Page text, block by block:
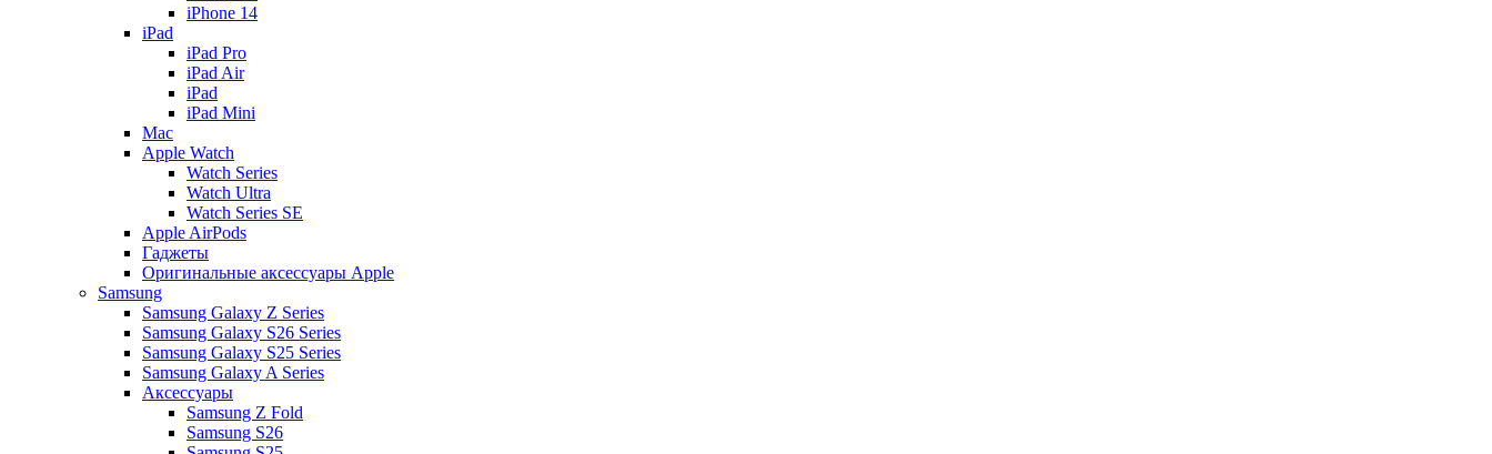
iPhone 14
iPad
iPad Pro
iPad Air
iPad
iPad Mini
Mac
Apple Watch
Watch Series
Watch Ultra
Watch Series SE
Apple AirPods
Гаджеты
Оригинальные аксессуары Apple
Samsung
Samsung Galaxy Z Series
Samsung Galaxy S26 Series
Samsung Galaxy S25 Series
Samsung Galaxy A Series
Аксессуары
Samsung Z Fold
Samsung S26